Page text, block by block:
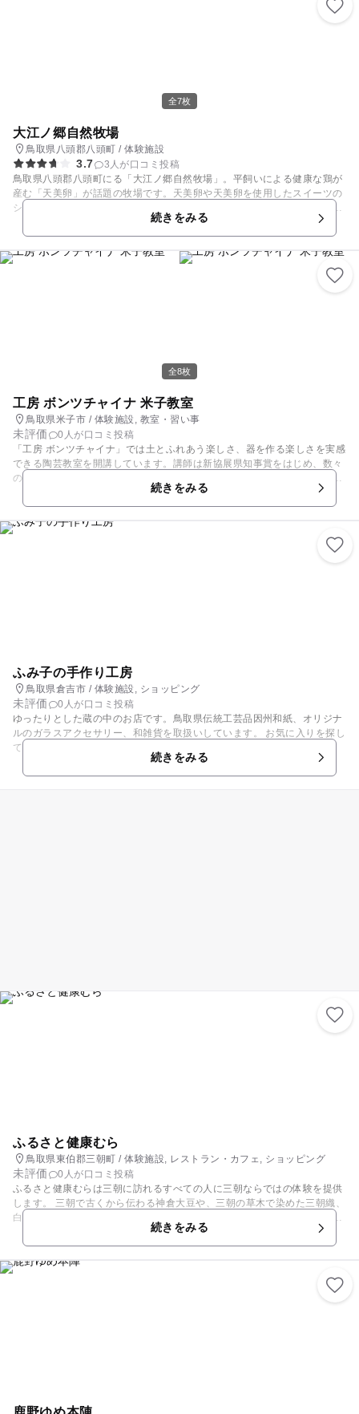
全7枚
大江ノ郷自然牧場
鳥取県八頭郡八頭町 / 体験施設
3.7
3人が口コミ投稿
鳥取県八頭郡八頭町にる「大江ノ郷自然牧場」。平飼いによる健康な鶏が
産む「天美卵」が話題の牧場です。天美卵や天美卵を使用したスイーツの
ショップやパンケーキが味わえるカフェがある「ココガーデン」をはじ
め、レストランや体験教室のある「大江ノ郷ヴィレッジ」など、大自然の
中で、さまざまなシーンを楽しめる施設を備えます。 体験教室では工作や
無添加ソーセージ作りなどが体験可能。大人気のパンケーキは予約してお
でかけしましょう。
続きをみる
全8枚
工房 ボンツチャイナ 米子教室
鳥取県米子市 / 体験施設, 教室・習い事
未評価
0人が口コミ投稿
「工房 ボンツチャイナ」では土とふれあう楽しさ、器を作る楽しさを実感
できる陶芸教室を開講しています。講師は新協展県知事賞をはじめ、数々
の賞を受賞している上田正規さん。手順、技法を丁寧に教えてくれるので
時間で、湯呑みと小皿を作ります。体験しやすいお値段なので、親子で参
加するのもいいですね。不定期でそば打ち体験が開催されることも。 な
お、体験は予約制となっていますので、電話もしくはメールにてお問い合
続きをみる
ふみ子の手作り工房
鳥取県倉吉市 / 体験施設, ショッピング
未評価
0人が口コミ投稿
ゆったりとした蔵の中のお店です。鳥取県伝統工芸品因州和紙、オリジナ
ルのガラスアクセサリー、和雑貨を取扱いしています。 お気に入りを探し
てみては！？
続きをみる
ふるさと健康むら
鳥取県東伯郡三朝町 / 体験施設, レストラン・カフェ, ショッピング
未評価
0人が口コミ投稿
ふるさと健康むらは三朝に訪れるすべての人に三朝ならではの体験を提供
します。 三朝で古くから伝わる神倉大豆や、三朝の草木で染めた三朝織、
白狼伝説にちなんだ土の風合いを活かす白狼焼。 陶芸(白狼焼)、機織り、
バイオリン試奏、ウインナー作りなど、ここでしか体験できない多様な体
験をお楽しみください。 なお、そばにある三徳川の流域では夏になるとホ
タルが見られ、観光客が夏の風物詩を見に訪れるスポットでもあります。
続きをみる